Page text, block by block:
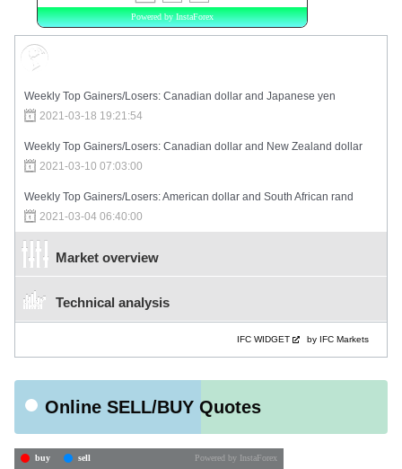
Weekly Top Gainers/Losers: Canadian dollar and Japanese yen
2021-03-18 19:21:54
Weekly Top Gainers/Losers: Canadian dollar and New Zealand dollar
2021-03-10 07:03:00
Weekly Top Gainers/Losers: American dollar and South African rand
2021-03-04 06:40:00
Market overview
Technical analysis
IFC WIDGET by IFC Markets
Online SELL/BUY Quotes